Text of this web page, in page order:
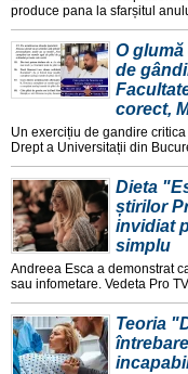
produce pana la sfarșitul
O
de
corect,
Un exercițiu de gandire
Drept a Universitații din
Dieta
știrilor
invidiat
simplu
Andreea Esca a demonstrat
sau infometare. Vedeta Pro
Teoria